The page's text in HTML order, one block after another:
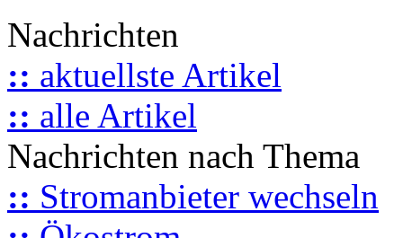
Nachrichten
:: aktuellste Artikel
:: alle Artikel
Nachrichten nach Thema
:: Stromanbieter wechseln